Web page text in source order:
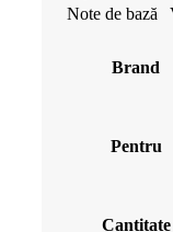
Note de bază
Brand
Pentru
Cantitate